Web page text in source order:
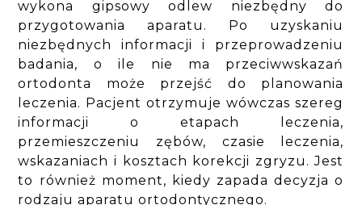
wykona gipsowy odlew niezbędny do
przygotowania aparatu. Po uzyskaniu
niezbędnych informacji i przeprowadzeniu
badania, o ile nie ma przeciwwskazań
ortodonta może przejść do planowania
leczenia. Pacjent otrzymuje wówczas szereg
informacji o etapach leczenia,
przemieszczeniu zębów, czasie leczenia,
wskazaniach i kosztach korekcji zgryzu. Jest
to również moment, kiedy zapada decyzja o
rodzaju aparatu ortodontycznego.